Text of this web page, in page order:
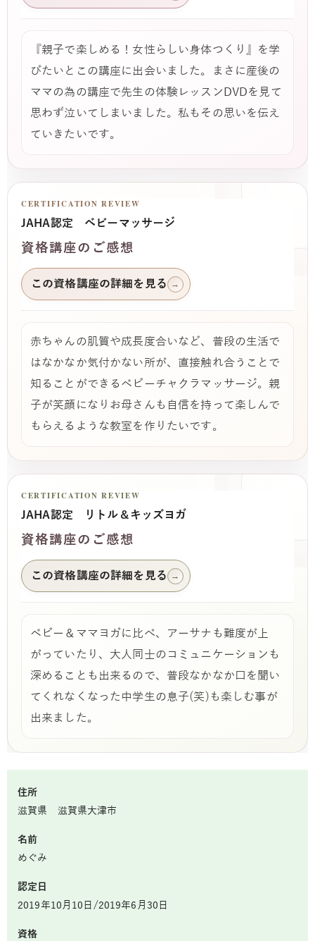
『親子で楽しめる！女性らしい身体つくり』を学
びたいとこの講座に出会いました。まさに産後の
ママの為の講座で先生の体験レッスンDVDを見て
思わず泣いてしまいました。私もその思いを伝え
ていきたいです。
CERTIFICATION REVIEW
JAHA認定 ベビーマッサージ
資格講座のご感想
この資格講座の詳細を見る →
赤ちゃんの肌質や成長度合いなど、普段の生活で
はなかなか気付かない所が、直接触れ合うことで
知ることができるベビーチャクラマッサージ。親
子が笑顔になりお母さんも自信を持って楽しんで
もらえるような教室を作りたいです。
CERTIFICATION REVIEW
JAHA認定 リトル＆キッズヨガ
資格講座のご感想
この資格講座の詳細を見る →
ベビー＆ママヨガに比べ、アーサナも難度が上
がっていたり、大人同士のコミュニケーションも
深めることも出来るので、普段なかなか口を聞い
てくれなくなった中学生の息子(笑)も楽しむ事が
出来ました。
住所
滋賀県 滋賀県大津市
名前
めぐみ
認定日
2019年10月10日/2019年6月30日
資格